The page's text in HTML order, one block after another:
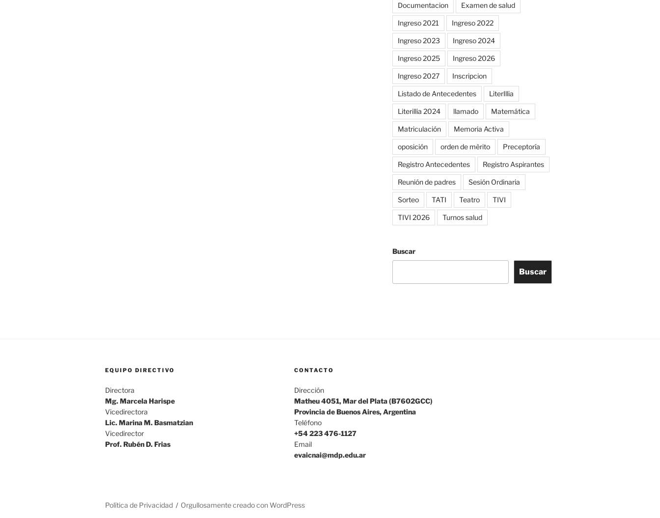
Documentacion Examen de salud
Ingreso 2021 Ingreso 2022
Ingreso 2023 Ingreso 2024
Ingreso 2025 Ingreso 2026
Ingreso 2027 Inscripcion
Listado de Antecedentes LiterIllia
Literillia 2024 llamado Matemática
Matriculación Memoria Activa
oposición orden de mèrito Preceptoría
Registro Antecedentes Registro Aspirantes
Reunión de padres Sesión Ordinaria
Sorteo TATI Teatro TIVI
TIVI 2026 Turnos salud
Buscar
Buscar
EQUIPO DIRECTIVO
Directora
Mg. Marcela Harispe
Vicedirectora
Lic. Marina M. Basmatzian
Vicedirector
Prof. Rubén D. Frias
CONTACTO
Dirección
Matheu 4051, Mar del Plata (B7602GCC)
Provincia de Buenos Aires, Argentina
Teléfono
+54 223 476-1127
Email
evaicnai@mdp.edu.ar
Política de Privacidad Orgullosamente creado con WordPress